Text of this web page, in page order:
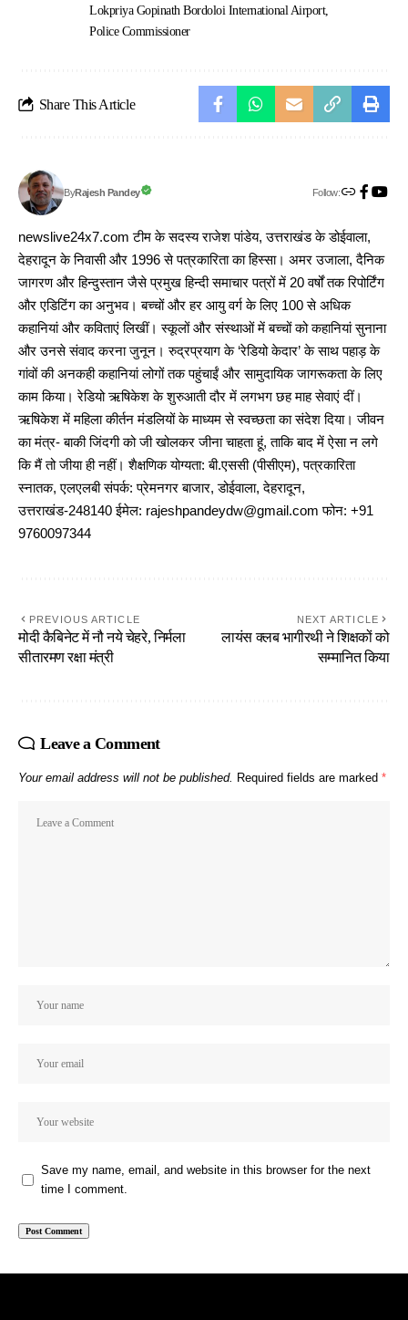
Lokpriya Gopinath Bordoloi International Airport
Police Commissioner
Share This Article
ByRajesh Pandey Follow:
newslive24x7.com टीम के सदस्य राजेश पांडेय, उत्तराखंड के डोईवाला,
देहरादून के निवासी और 1996 से पत्रकारिता का हिस्सा। अमर उजाला, दैनिक
जागरण और हिन्दुस्तान जैसे प्रमुख हिन्दी समाचार पत्रों में 20 वर्षों तक रिपोर्टिंग
और एडिटिंग का अनुभव। बच्चों और हर आयु वर्ग के लिए 100 से अधिक
कहानियां और कविताएं लिखीं। स्कूलों और संस्थाओं में बच्चों को कहानियां सुनाना
और उनसे संवाद करना जुनून। रुद्रप्रयाग के ‘रेडियो केदार’ के साथ पहाड़ के
गांवों की अनकही कहानियां लोगों तक पहुंचाईं और सामुदायिक जागरूकता के लिए
काम किया। रेडियो ऋषिकेश के शुरुआती दौर में लगभग छह माह सेवाएं दीं।
ऋषिकेश में महिला कीर्तन मंडलियों के माध्यम से स्वच्छता का संदेश दिया। जीवन
का मंत्र- बाकी जिंदगी को जी खोलकर जीना चाहता हूं, ताकि बाद में ऐसा न लगे
कि मैं तो जीया ही नहीं। शैक्षणिक योग्यता: बी.एससी (पीसीएम), पत्रकारिता
स्नातक, एलएलबी संपर्क: प्रेमनगर बाजार, डोईवाला, देहरादून,
उत्तराखंड-248140 ईमेल: rajeshpandeydw@gmail.com फोन: +91
9760097344
PREVIOUS ARTICLE
मोदी कैबिनेट में नौ नये चेहरे, निर्मला
सीतारमण रक्षा मंत्री
NEXT ARTICLE
लायंस क्लब भागीरथी ने शिक्षकों को
सम्मानित किया
Leave a Comment
Your email address will not be published. Required fields are marked *
Save my name, email, and website in this browser for the next
time I comment.